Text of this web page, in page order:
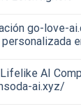
go-love-
AI
ai.xyz/